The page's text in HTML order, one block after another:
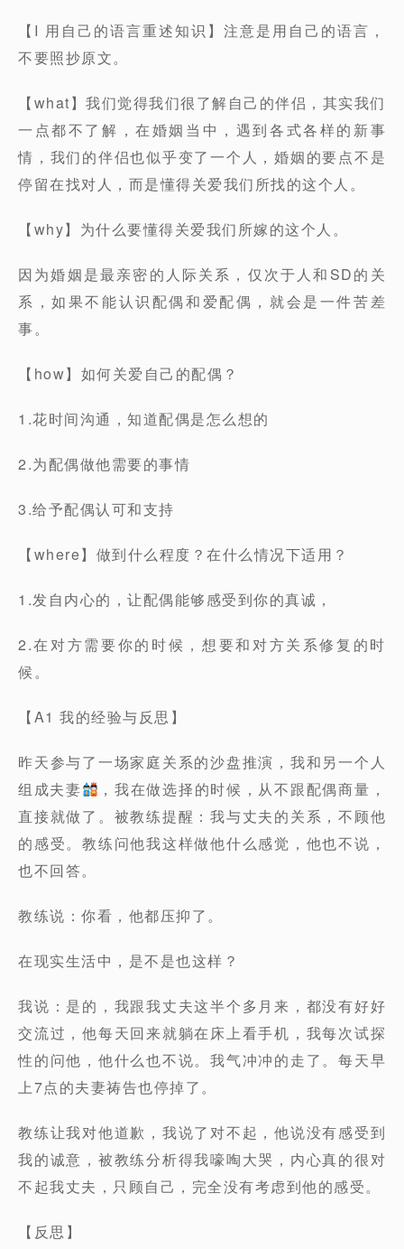
【I 用自己的语言重述知识】注意是用自己的语言，
不要照抄原文。
【what】我们觉得我们很了解自己的伴侣，其实我们
一点都不了解，在婚姻当中，遇到各式各样的新事
情，我们的伴侣也似乎变了一个人，婚姻的要点不是
停留在找对人，而是懂得关爱我们所找的这个人。
【why】为什么要懂得关爱我们所嫁的这个人。
因为婚姻是最亲密的人际关系，仅次于人和SD的关
系，如果不能认识配偶和爱配偶，就会是一件苦差
事。
【how】如何关爱自己的配偶？
1.花时间沟通，知道配偶是怎么想的
2.为配偶做他需要的事情
3.给予配偶认可和支持
【where】做到什么程度？在什么情况下适用？
1.发自内心的，让配偶能够感受到你的真诚，
2.在对方需要你的时候，想要和对方关系修复的时
候。
【A1 我的经验与反思】
昨天参与了一场家庭关系的沙盘推演，我和另一个人
组成夫妻
，我在做选择的时候，从不跟配偶商量，
直接就做了。被教练提醒：我与丈夫的关系，不顾他
的感受。教练问他我这样做他什么感觉，他也不说，
也不回答。
教练说：你看，他都压抑了。
在现实生活中，是不是也这样？
我说：是的，我跟我丈夫这半个多月来，都没有好好
交流过，他每天回来就躺在床上看手机，我每次试探
性的问他，他什么也不说。我气冲冲的走了。每天早
上7点的夫妻祷告也停掉了。
教练让我对他道歉，我说了对不起，他说没有感受到
我的诚意，被教练分析得我嚎啕大哭，内心真的很对
不起我丈夫，只顾自己，完全没有考虑到他的感受。
【反思】